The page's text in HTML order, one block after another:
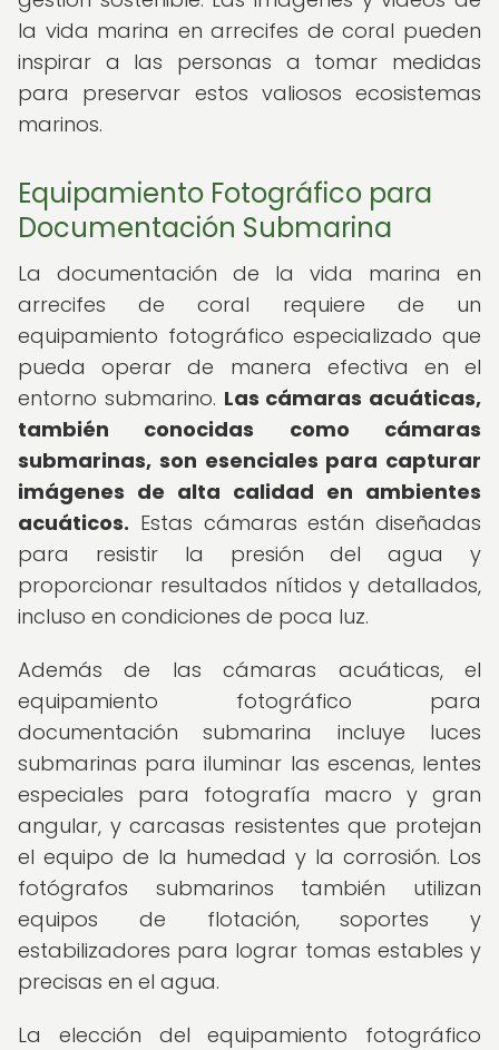
la vida marina en arrecifes de coral pueden
inspirar a las personas a tomar medidas
para preservar estos valiosos ecosistemas
marinos.
Equipamiento Fotográfico para
Documentación Submarina
La documentación de la vida marina en
arrecifes de coral requiere de un
equipamiento fotográfico especializado que
pueda operar de manera efectiva en el
entorno submarino. Las cámaras acuáticas,
también conocidas como cámaras
submarinas, son esenciales para capturar
imágenes de alta calidad en ambientes
acuáticos. Estas cámaras están diseñadas
para resistir la presión del agua y
proporcionar resultados nítidos y detallados,
incluso en condiciones de poca luz.
Además de las cámaras acuáticas, el
equipamiento fotográfico para
documentación submarina incluye luces
submarinas para iluminar las escenas, lentes
especiales para fotografía macro y gran
angular, y carcasas resistentes que protejan
el equipo de la humedad y la corrosión. Los
fotógrafos submarinos también utilizan
equipos de flotación, soportes y
estabilizadores para lograr tomas estables y
precisas en el agua.
La elección del equipamiento fotográfico